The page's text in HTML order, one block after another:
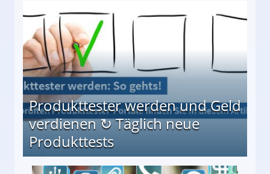
Produkttester werden und Geld
verdienen ↻ Täglich neue
Produkttests
↻ Täglich neue Produkttests